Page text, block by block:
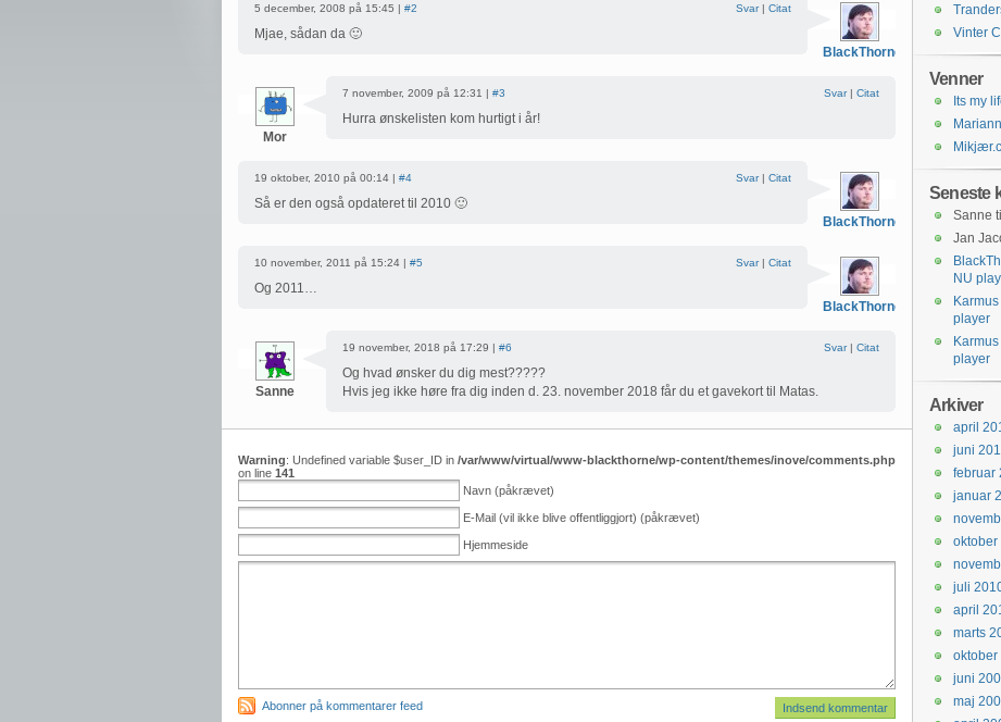
BlackThorne
5 december, 2008 på 15:45 | #2 Svar| Citat
Mjae, sådan da 🙂
Mor
7 november, 2009 på 12:31 | #3 Svar| Citat
Hurra ønskelisten kom hurtigt i år!
BlackThorne
19 oktober, 2010 på 00:14 | #4 Svar| Citat
Så er den også opdateret til 2010 🙂
BlackThorne
10 november, 2011 på 15:24 | #5 Svar| Citat
Og 2011…
Sanne
19 november, 2018 på 17:29 | #6 Svar| Citat
Og hvad ønsker du dig mest?????
Hvis jeg ikke høre fra dig inden d. 23. november 2018 får du et gavekort til Matas.
Warning: Undefined variable $user_ID in /var/www/virtual/www-blackthorne/wp-content/themes/inove/comments.php
on line 141
Navn (påkrævet)
E-Mail (vil ikke blive offentliggjort) (påkrævet)
Hjemmeside
Abonner på kommentarer feed
Vinter
Venner
Its my
Seneste
Sanne til
Jan
NU
Karmus
player
Karmus
player
Arkiver
april
juni
februar
januar
oktober
juli
april
marts
oktober
juni
maj